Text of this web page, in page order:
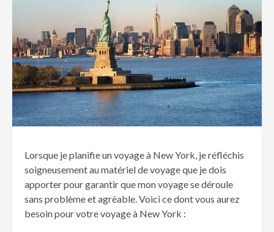
Lorsque je planifie un voyage à New York, je réfléchis
soigneusement au matériel de voyage que je dois
apporter pour garantir que mon voyage se déroule
sans problème et agréable. Voici ce dont vous aurez
besoin pour votre voyage à New York :